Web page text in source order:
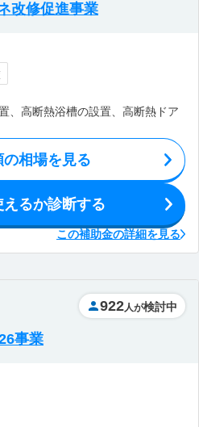
改修促進事業
、高断熱浴槽の設置、高断熱ドア
相場を見る
るか診断する
この補助金の詳細を見る
922 人が検討中
事業